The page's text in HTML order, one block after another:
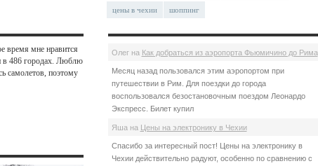
время мне нравится
в 486 городах. Люблю
самолетов, поэтому
цены в чехии шоппинг
Олегна Как добраться из аэропорта Фьюмичино до Рима
Месяц назад пользовался этим аэропортом при
путешествии в Рим. Для поездки до города
воспользовался безостановочным поездом Леонардо
Экспресс. Билет купил
Яша на Цены на электронику в Чехии
Спасибо за интересный пост! Цены на электронику в
Чехии действительно радуют, особенно по сравнению с